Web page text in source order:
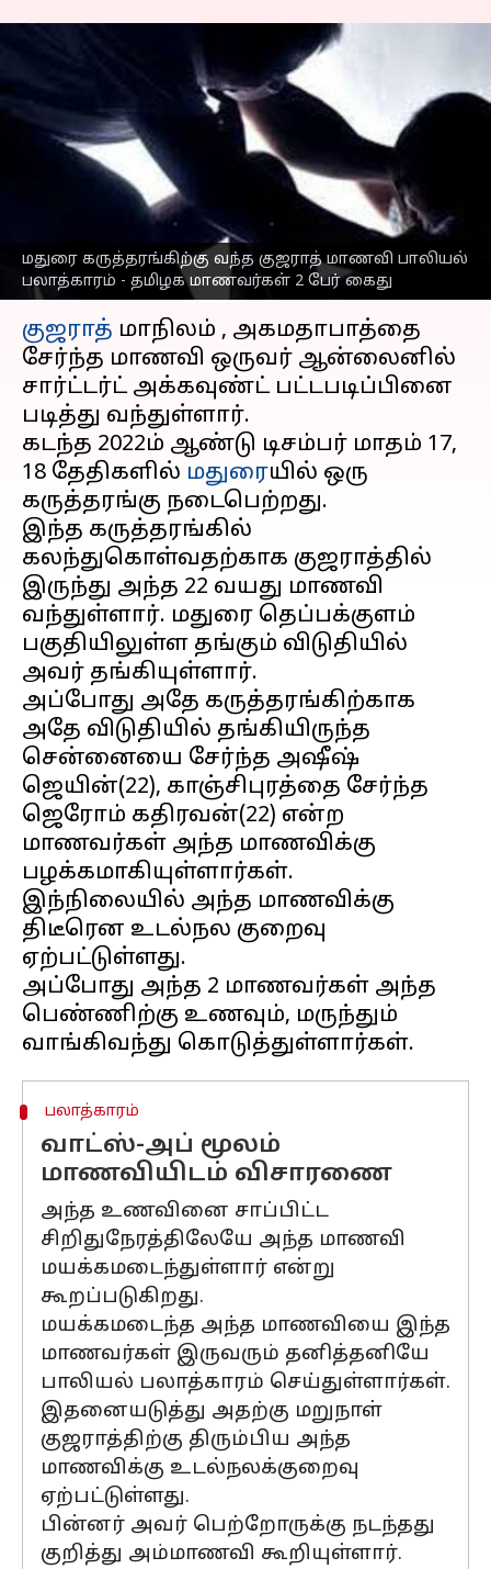
மதுரை கருத்தரங்கிற்கு வந்த குஜராத் மாணவி பாலியல்
பலாத்காரம் - தமிழக மாணவர்கள் 2 பேர் கைது
மதுரை கருத்தரங்கிற்கு
வந்த குஜராத் மாணவி
பாலியல் பலாத்காரம் -
தமிழக மாணவர்கள் 2 பேர்
கைது
Apr 12, 2023
செய்தி முன்னோட்டம்
குஜராத் மாநிலம் , அகமதாபாத்தை
சேர்ந்த மாணவி ஒருவர் ஆன்லைனில்
சார்ட்டர்ட் அக்கவுண்ட் பட்டபடிப்பினை
படித்து வந்துள்ளார்.
கடந்த 2022ம் ஆண்டு டிசம்பர் மாதம் 17,
18 தேதிகளில் மதுரையில் ஒரு
கருத்தரங்கு நடைபெற்றது.
இந்த கருத்தரங்கில்
கலந்துகொள்வதற்காக குஜராத்தில்
இருந்து அந்த 22 வயது மாணவி
வந்துள்ளார். மதுரை தெப்பக்குளம்
பகுதியிலுள்ள தங்கும் விடுதியில்
அவர் தங்கியுள்ளார்.
அப்போது அதே கருத்தரங்கிற்காக
அதே விடுதியில் தங்கியிருந்த
சென்னையை சேர்ந்த அஷீஷ்
ஜெயின்(22), காஞ்சிபுரத்தை சேர்ந்த
ஜெரோம் கதிரவன்(22) என்ற
மாணவர்கள் அந்த மாணவிக்கு
பழக்கமாகியுள்ளார்கள்.
இந்நிலையில் அந்த மாணவிக்கு
திடீரென உடல்நல குறைவு
ஏற்பட்டுள்ளது.
அப்போது அந்த 2 மாணவர்கள் அந்த
பெண்ணிற்கு உணவும், மருந்தும்
பலாத்காரம்
வாட்ஸ்-அப் மூலம்
மாணவியிடம் விசாரணை
அந்த உணவினை சாப்பிட்ட
சிறிதுநேரத்திலேயே அந்த மாணவி
மயக்கமடைந்துள்ளார் என்று
கூறப்படுகிறது.
மயக்கமடைந்த அந்த மாணவியை இந்த
மாணவர்கள் இருவரும் தனித்தனியே
பாலியல் பலாத்காரம் செய்துள்ளார்கள்.
இதனையடுத்து அதற்கு மறுநாள்
குஜராத்திற்கு திரும்பிய அந்த
மாணவிக்கு உடல்நலக்குறைவு
ஏற்பட்டுள்ளது.
பின்னர் அவர் பெற்றோருக்கு நடந்தது
குறித்து அம்மாணவி கூறியுள்ளார்.